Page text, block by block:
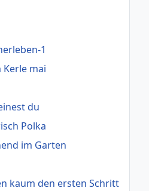
1
mai
du
Polka
im Garten
kaum den ersten Schritt